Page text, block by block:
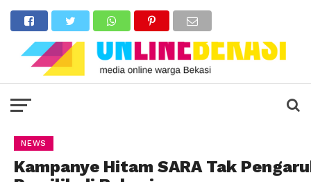
NEWS
Kampanye Hitam SARA Tak